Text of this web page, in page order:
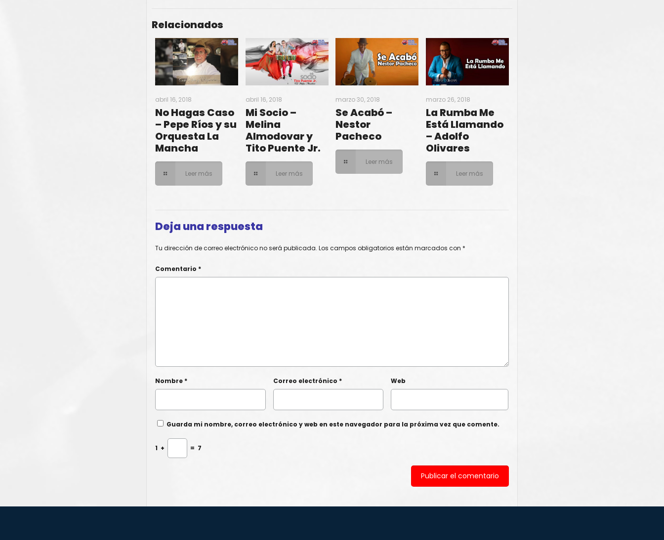
Relacionados
abril 16, 2018
No Hagas Caso
– Pepe Ríos y su
Orquesta La
Mancha
Leer más
abril 16, 2018
Mi Socio –
Melina
Almodovar y
Tito Puente Jr.
Leer más
marzo 30, 2018
Se Acabó –
Nestor
Pacheco
Leer más
marzo 26, 2018
La Rumba Me
Está Llamando
– Adolfo
Olivares
Leer más
Deja una respuesta
Tu dirección de correo electrónico no será publicada. Los campos obligatorios están marcados con *
Comentario *
Nombre * Correo electrónico * Web
Guarda mi nombre, correo electrónico y web en este navegador para la próxima vez que comente.
1 + = 7